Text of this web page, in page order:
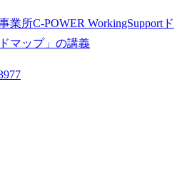
業所C-POWER WorkingSupportド
マップ」の講義